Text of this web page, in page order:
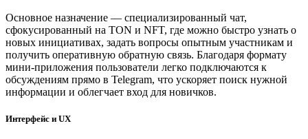
Основное назначение — специализированный чат,
сфокусированный на TON и NFT, где можно быстро узнать о
новых инициативах, задать вопросы опытным участникам и
получить оперативную обратную связь. Благодаря формату
мини-приложения пользователи легко подключаются к
обсуждениям прямо в Telegram, что ускоряет поиск нужной
информации и облегчает вход для новичков.
Интерфейс и UX